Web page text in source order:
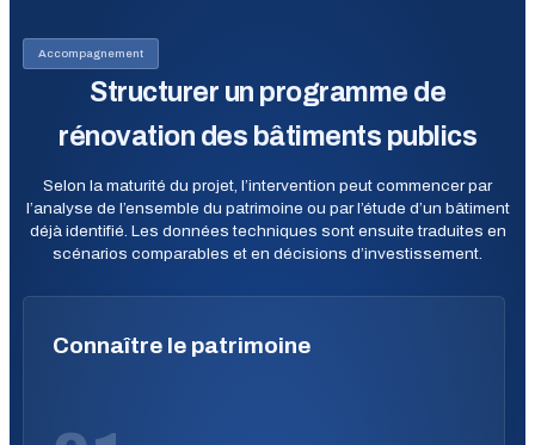
Accompagnement
Structurer un programme de
rénovation des bâtiments publics
Selon la maturité du projet, l’intervention peut commencer par
l’analyse de l’ensemble du patrimoine ou par l’étude d’un bâtiment
déjà identifié. Les données techniques sont ensuite traduites en
scénarios comparables et en décisions d’investissement.
Connaître le patrimoine